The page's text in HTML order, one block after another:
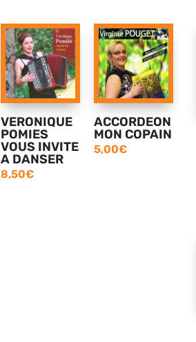
VERONIQUE
POMIES
VOUS INVITE
A DANSER
8,50€
ACCORDEON
MON COPAIN
5,00€